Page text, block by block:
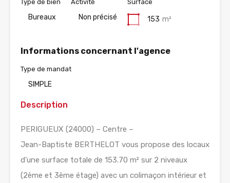
Type de bien
Bureaux
Activité
Non précisé
Surface
153 m²
Informations concernant l'agence
Type de mandat
SIMPLE
Description
PERIGUEUX (24000) – Centre –
Jean-Baptiste BERTHELOT vous propose des locaux
d’une surface totale de 153.70 m² sur 2 niveaux
(2ème et 3ème étage) avec un colimaçon intérieur et